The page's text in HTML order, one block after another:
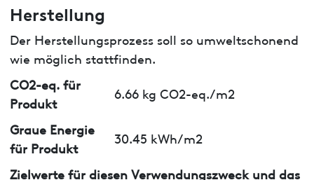
Herstellung
Der Herstellungsprozess soll so umweltschonend
wie möglich stattfinden.
CO2-eq. für
Produkt
6.66 kg CO2-eq./m2
Graue Energie
für Produkt
30.45 kWh/m2
Zielwerte für diesen Verwendungszweck und das